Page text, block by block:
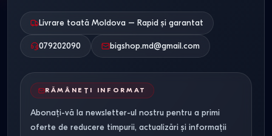
Livrare toată Moldova – Rapid și garantat
079202090 bigshop.md@gmail.com
RĂMÂNEȚI INFORMAT
Abonați-vă la newsletter-ul nostru pentru a primi
oferte de reducere timpurii, actualizări și informații